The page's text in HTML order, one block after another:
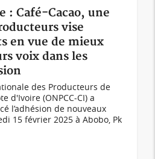
: Café-Cacao, une
vise
en vue de mieux
voix dans les
des Producteurs de
d'Ivoire (ONPCC-CI) a
l’adhésion de nouveaux
15 février 2025 à Abobo, Pk